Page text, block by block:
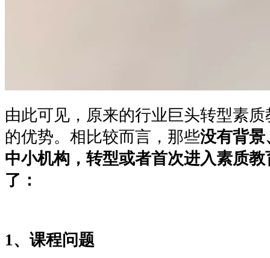
由此可见，原来的行业巨头转型素
的优势。相比较而言，那些没有背景
中小机构，转型或者首次进入素质
了：
1、课程问题